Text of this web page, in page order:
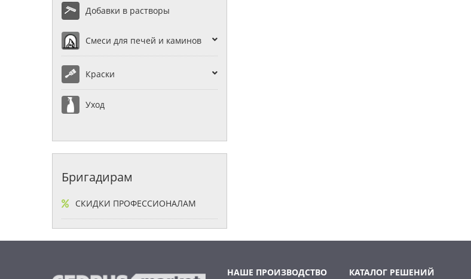
Добавки в растворы
Смеси для печей и каминов
Краски
Уход
Бригадирам
СКИДКИ ПРОФЕССИОНАЛАМ
НАШЕ ПРОИЗВОДСТВО КАТАЛОГ РЕШЕНИЙ